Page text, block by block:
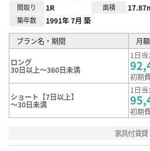
間取り 1R 面積
築年数 1991年 7月 築
プラン名・期間 月
ロング
30日以上～360日未満
1日
初期
ショート【7日以上】
～30日未満
1日
初期
家具付賃貸